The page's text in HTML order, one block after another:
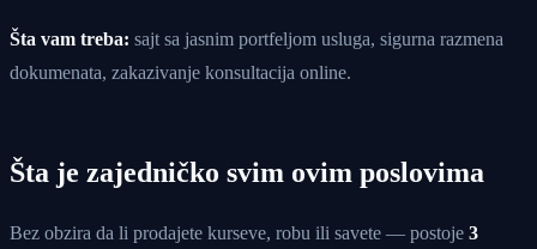
Šta vam treba: sajt sa jasnim portfeljom usluga, sigurna razmena
dokumenata, zakazivanje konsultacija online.
Šta je zajedničko svim ovim poslovima
Bez obzira da li prodajete kurseve, robu ili savete — postoje 3